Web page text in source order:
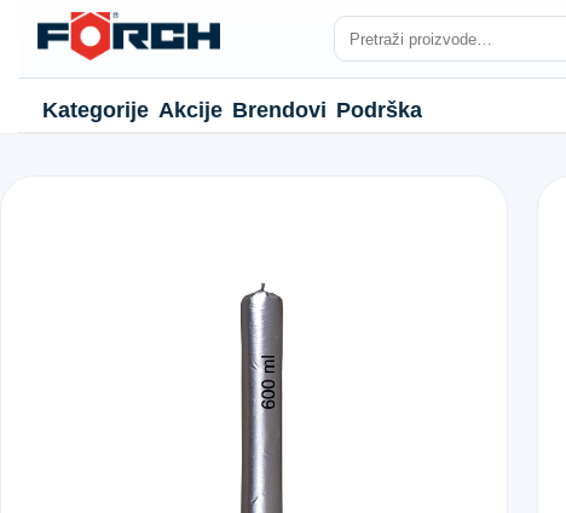
Kategorije Akcije Brendovi Podrška